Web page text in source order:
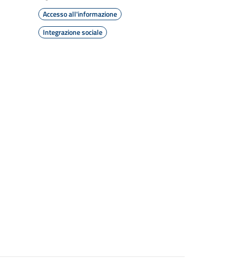
Accesso all'informazione
Integrazione sociale